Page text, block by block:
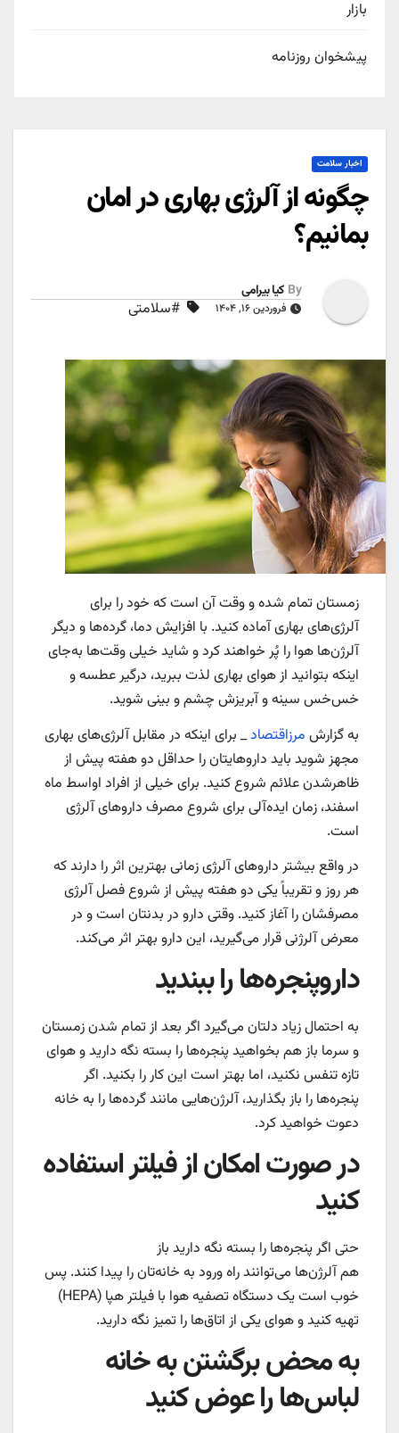
بازار
پیشخوان روزنامه
اخبار سلامت
چگونه از آلرژی بهاری در امان
بمانیم؟
By کیا بیرامی
فروردین ۱۶, ۱۴۰۴ #سلامتی
زمستان تمام شده و وقت آن است که خود را برای
آلرژی‌های بهاری آماده کنید. با افزایش دما، گرده‌ها و دیگر
آلرژن‌ها هوا را پُر خواهند کرد و شاید خیلی وقت‌ها به‌جای
اینکه بتوانید از هوای بهاری لذت ببرید، درگیر عطسه و
خس‌خس سینه و آبریزش چشم و بینی شوید.
به گزارش مرزاقتصاد_ برای اینکه در مقابل آلرژی‌های بهاری
مجهز شوید باید داروهایتان را حداقل دو هفته پیش از
ظاهرشدن علائم شروع کنید. برای خیلی از افراد اواسط ماه
اسفند، زمان ایده‌آلی برای شروع مصرف داروهای آلرژی
است.
در واقع بیشتر داروهای آلرژی زمانی بهترین اثر را دارند که
هر روز و تقریباً یکی دو هفته پیش از شروع فصل آلرژی
مصرفشان را آغاز کنید. وقتی دارو در بدنتان است و در
معرض آلرژنی قرار می‌گیرید، این دارو بهتر اثر می‌کند.
داروپنجره‌ها را ببندید
به‌ احتمال زیاد دلتان می‌گیرد اگر بعد از تمام شدن زمستان
و سرما باز هم بخواهید پنجره‌ها را بسته نگه دارید و هوای
تازه تنفس نکنید، اما بهتر است این کار را بکنید. اگر
پنجره‌ها را باز بگذارید، آلرژن‌هایی مانند گرده‌ها را به خانه
دعوت خواهید کرد.
در صورت امکان از فیلتر استفاده
کنید
حتی اگر پنجره‌ها را بسته نگه دارید باز
هم آلرژن‌ها می‌توانند راه ورود به خانه‌تان را پیدا کنند. پس
خوب است یک دستگاه تصفیه هوا با فیلتر هپا (HEPA)
تهیه کنید و هوای یکی از اتاق‌ها را تمیز نگه دارید.
به‌ محض برگشتن به خانه
لباس‌ها را عوض کنید